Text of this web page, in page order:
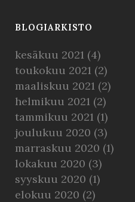
BLOGIARKISTO
kesäkuu 2021 (4)
toukokuu 2021 (2)
maaliskuu 2021 (2)
helmikuu 2021 (2)
tammikuu 2021 (1)
joulukuu 2020 (3)
marraskuu 2020 (1)
lokakuu 2020 (3)
syyskuu 2020 (1)
elokuu 2020 (2)